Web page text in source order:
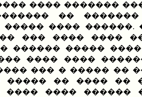
�������� �������
��� �������
������� .������
����� ����
����� ����� �����
������ ����
��� �� �� �����
��� �� �� ����
� ���� ������